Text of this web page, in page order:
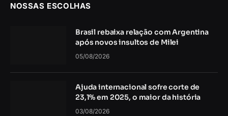
NOSSAS ESCOLHAS
Brasil rebaixa relação com Argentina
após novos insultos de Milei
05/08/2026
Ajuda internacional sofre corte de
23,1% em 2025, o maior da história
03/08/2026